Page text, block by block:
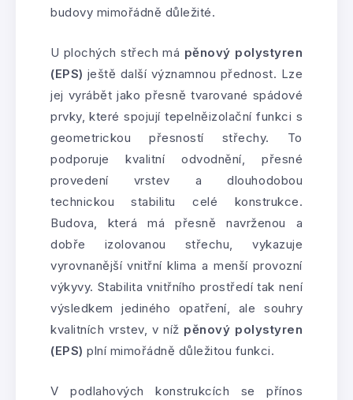
budovy mimořádně důležité.
U plochých střech má pěnový polystyren
(EPS) ještě další významnou přednost. Lze
jej vyrábět jako přesně tvarované spádové
prvky, které spojují tepelněizolační funkci s
geometrickou přesností střechy. To
podporuje kvalitní odvodnění, přesné
provedení vrstev a dlouhodobou
technickou stabilitu celé konstrukce.
Budova, která má přesně navrženou a
dobře izolovanou střechu, vykazuje
vyrovnanější vnitřní klima a menší provozní
výkyvy. Stabilita vnitřního prostředí tak není
výsledkem jediného opatření, ale souhry
kvalitních vrstev, v níž pěnový polystyren
(EPS) plní mimořádně důležitou funkci.
V podlahových konstrukcích se přínos